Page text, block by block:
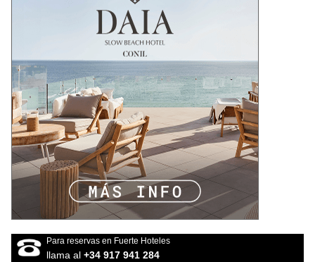
Para reservas en Fuerte Hoteles
llama al +34 917 941 284